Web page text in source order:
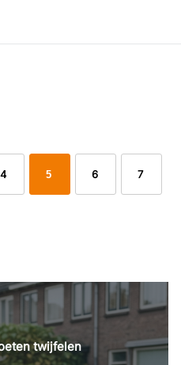
4 5 6 7
twijfelen